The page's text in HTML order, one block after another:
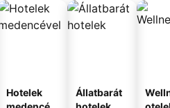
Hotelek
Állatbarát